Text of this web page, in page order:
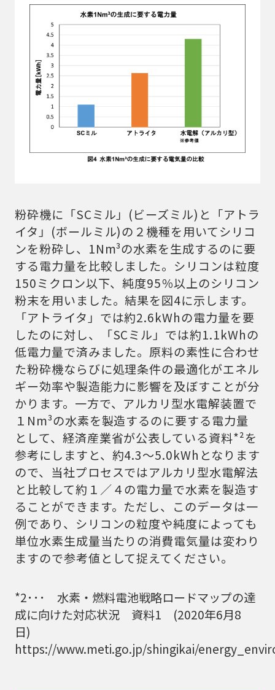
粉砕機に「SCミル」(ビーズミル)と「アトラ
イタ」(ボールミル)の２機種を用いてシリコ
ンを粉砕し、1Nm³の水素を生成するのに要
する電力量を比較しました。シリコンは粒度
150ミクロン以下、純度95％以上のシリコン
粉末を用いました。結果を図4に示します。
「アトライタ」では約2.6kWhの電力量を要
したのに対し、「SCミル」では約1.1kWhの
低電力量で済みました。原料の素性に合わせ
た粉砕機ならびに処理条件の最適化がエネル
ギー効率や製造能力に影響を及ぼすことが分
かります。一方で、アルカリ型水電解装置で
１Nm³の水素を製造するのに要する電力量
として、経済産業省が公表している資料*²を
参考にしますと、約4.3～5.0kWhとなります
ので、当社プロセスではアルカリ型水電解法
と比較して約１／４の電力量で水素を製造す
ることができます。ただし、このデータは一
例であり、シリコンの粒度や純度によっても
単位水素生成量当たりの消費電気量は変わり
ますので参考値として捉えてください。
*2･･･ 水素・燃料電池戦略ロードマップの達
成に向けた対応状況 資料1 (2020年6月8
日)
https://www.meti.go.jp/shingikai/